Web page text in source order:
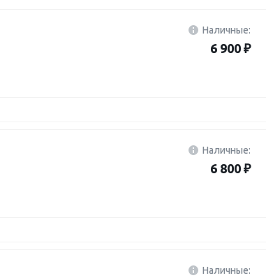
Наличные:
6 900 ₽
Наличные:
6 800 ₽
Наличные: